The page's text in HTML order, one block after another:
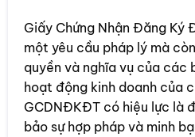
Giấy Chứng Nhận Đăng Ký
một yêu cầu pháp lý mà
quyền và nghĩa vụ của các
hoạt động kinh doanh của
GCDNĐKĐT có hiệu lực là
bảo sự hợp pháp và minh